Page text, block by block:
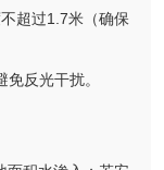
超过1.7米（确保
反光干扰。